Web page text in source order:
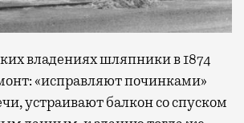
владениях шляпники в 1874
«исправляют починками»
устраивают балкон со спуском